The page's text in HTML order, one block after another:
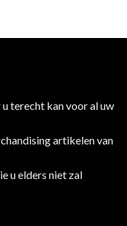
terecht kan voor al uw
artikelen van
u elders niet zal